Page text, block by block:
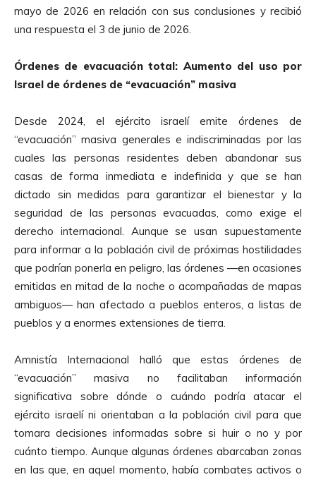
mayo de 2026 en relación con sus conclusiones y recibió
una respuesta el 3 de junio de 2026.
Órdenes de evacuación total: Aumento del uso por
Israel de órdenes de “evacuación” masiva
Desde 2024, el ejército israelí emite órdenes de
“evacuación” masiva generales e indiscriminadas por las
cuales las personas residentes deben abandonar sus
casas de forma inmediata e indefinida y que se han
dictado sin medidas para garantizar el bienestar y la
seguridad de las personas evacuadas, como exige el
derecho internacional. Aunque se usan supuestamente
para informar a la población civil de próximas hostilidades
que podrían ponerla en peligro, las órdenes —en ocasiones
emitidas en mitad de la noche o acompañadas de mapas
ambiguos— han afectado a pueblos enteros, a listas de
pueblos y a enormes extensiones de tierra.
Amnistía Internacional halló que estas órdenes de
“evacuación” masiva no facilitaban información
significativa sobre dónde o cuándo podría atacar el
ejército israelí ni orientaban a la población civil para que
tomara decisiones informadas sobre si huir o no y por
cuánto tiempo. Aunque algunas órdenes abarcaban zonas
en las que, en aquel momento, había combates activos o